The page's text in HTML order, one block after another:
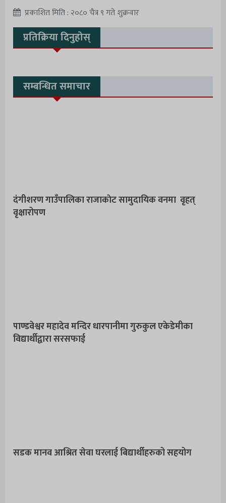
प्रकाशित मिति : २०८० चैत्र ९ गते शुक्रवार
प्रतिक्रिया दिनुहोस्
सम्बन्धित समाचार
दंगीशरण गाउँपालिका राजाकाेट सामुदायिक वनमा वृहत्
वृक्षारोपण
पाण्डवेश्वर महादेव मन्दिर धारपानीमा गुरुकुल एकेडेमीका
विद्यार्थीद्वारा सरसफाई
सडक मानव आश्रित सेवा घरलाई बिद्यार्थीहरुको सहयोग